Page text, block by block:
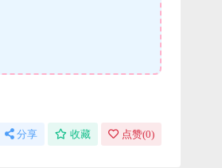
分享 收藏 点赞(0)